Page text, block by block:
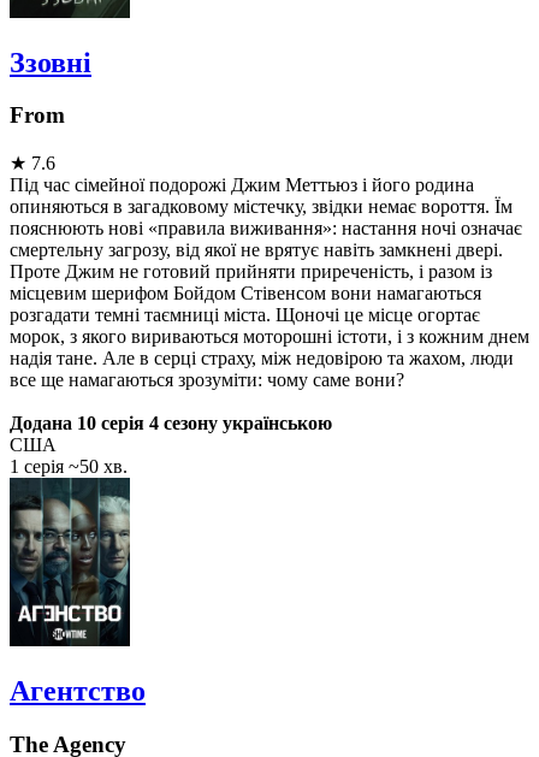
Ззовні
From
★ 7.6
Під час сімейної подорожі Джим Меттьюз і його родина
опиняються в загадковому містечку, звідки немає вороття. Їм
пояснюють нові «правила виживання»: настання ночі означає
смертельну загрозу, від якої не врятує навіть замкнені двері.
Проте Джим не готовий прийняти приреченість, і разом із
місцевим шерифом Бойдом Стівенсом вони намагаються
розгадати темні таємниці міста. Щоночі це місце огортає
морок, з якого вириваються моторошні істоти, і з кожним днем
надія тане. Але в серці страху, між недовірою та жахом, люди
все ще намагаються зрозуміти: чому саме вони?
Додана 10 серія 4 сезону українською
США
1 серія ~50 хв.
Агентство
The Agency